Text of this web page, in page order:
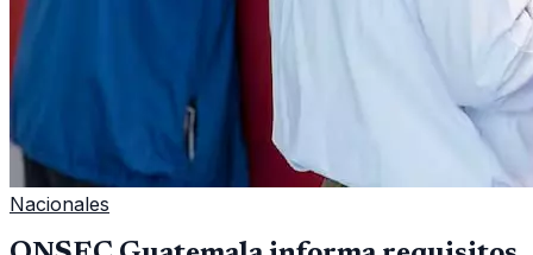
Nacionales